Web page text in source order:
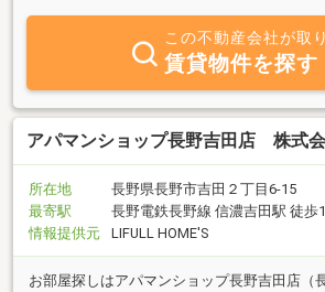
この不動産会社が取
賃貸物件を探す
アパマンショップ長野吉田店 株式
所在地
長野県長野市吉田２丁目6-15
最寄駅
長野電鉄長野線 信濃吉田駅 徒歩
情報提供元
LIFULL HOME'S
お部屋探しはアパマンショップ長野吉田店（